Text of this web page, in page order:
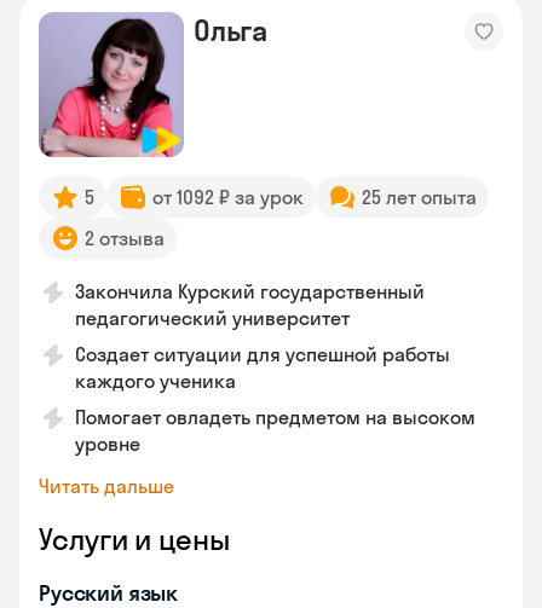
Ольга
5 от 1092 ₽ за урок
25 лет опыта
2 отзыва
Закончила Курский государственный
педагогический университет
Создает ситуации для успешной работы
каждого ученика
Помогает овладеть предметом на высоком
уровне
Читать дальше
Услуги и цены
Русский язык